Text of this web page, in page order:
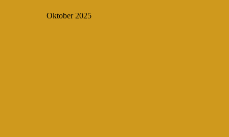
Oktober 2025